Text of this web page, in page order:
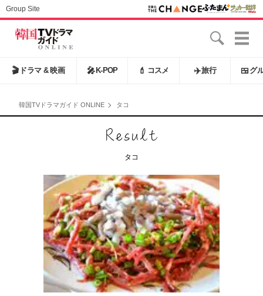
Group Site
🎬 ドラマ & 映画 🎤 K-POP 💄 コスメ ✈️旅行 🍱 グ
韓国TVドラマガイド ONLINE タコ
タコ